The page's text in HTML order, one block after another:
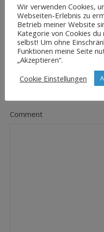
E-Mail-Adresse*
Comment
Wir verwenden Cookies,
Webseiten-Erlebnis zu
Betrieb meiner Website
Kategorie von Cookies
selbst! Um ohne
Funktionen meine Seite
„Akzeptieren“.
Cookie Einstellungen